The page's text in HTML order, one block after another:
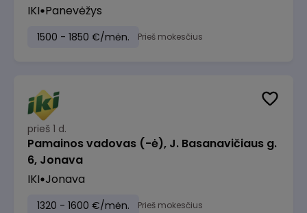
IKI Panevėžys
1500 - 1850 €/mėn. Prieš mokesčius
prieš 1 d.
Pamainos vadovas (-ė), J. Basanavičiaus g.
6, Jonava
IKI Jonava
1320 - 1600 €/mėn. Prieš mokesčius